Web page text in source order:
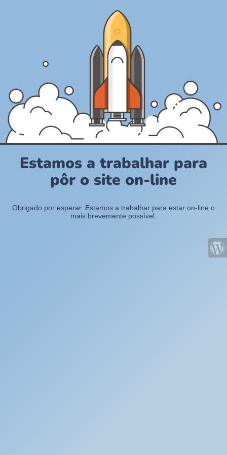
Estamos a trabalhar para
pôr o site on-line
Obrigado por esperar. Estamos a trabalhar para estar on-line o
mais brevemente possível.